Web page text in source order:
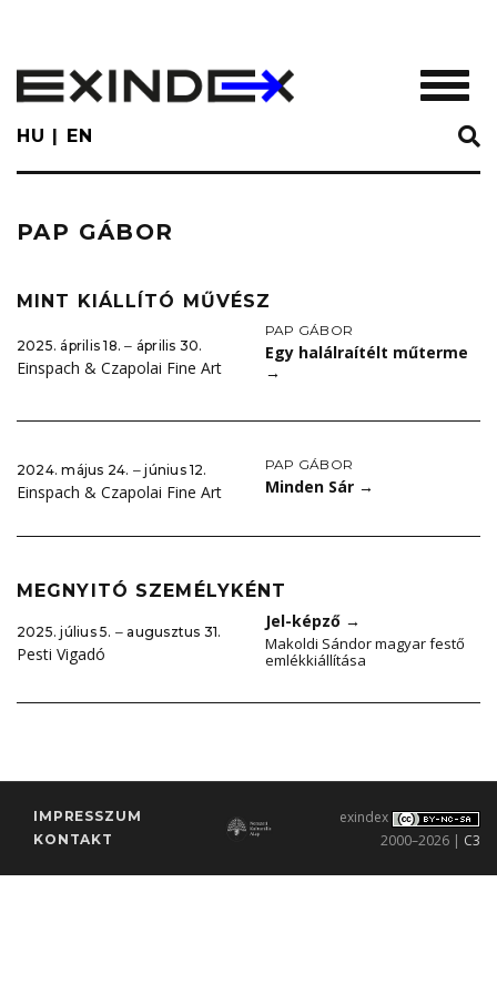
main
content
HU EN
PAP GÁBOR
MINT KIÁLLÍTÓ MŰVÉSZ
2025. április 18. ‒ április 30.
Einspach & Czapolai Fine Art
PAP GÁBOR
Egy halálraítélt műterme
→
2024. május 24. ‒ június 12.
Einspach & Czapolai Fine Art
PAP GÁBOR
Minden Sár →
MEGNYITÓ SZEMÉLYKÉNT
2025. július 5. ‒ augusztus 31.
Pesti Vigadó
Jel-képző →
Makoldi Sándor magyar festő
emlékkiállítása
IMPRESSZUM
KONTAKT
exindex
2000–2026 | C3